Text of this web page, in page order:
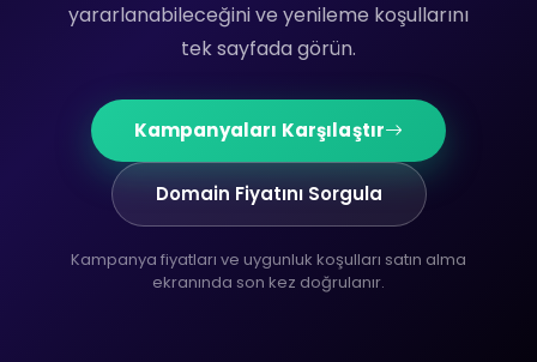
yararlanabileceğini ve yenileme koşullarını
tek sayfada görün.
Kampanyaları Karşılaştır
Domain Fiyatını Sorgula
Kampanya fiyatları ve uygunluk koşulları satın alma
ekranında son kez doğrulanır.